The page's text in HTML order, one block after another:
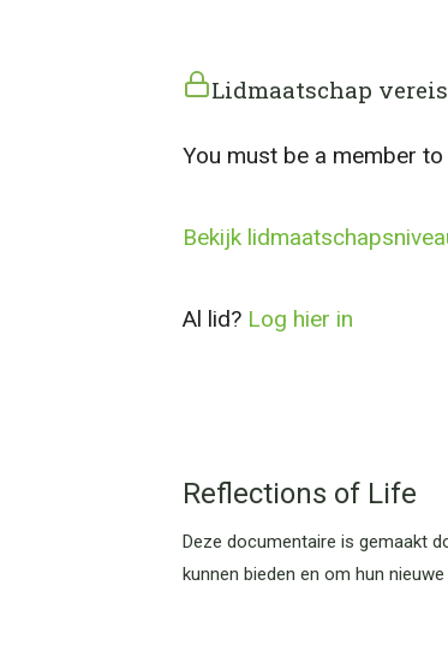
Lidmaatschap
You must be a member
Bekijk
Al lid? Log hier in
Reflections of Life
Deze documentaire is gemaakt
kunnen bieden en om hun